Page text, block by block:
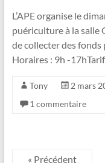
L’APE organise le
puériculture à la salle
de collecter des fonds
Horaires : 9h -
Tony 2 mars
1 commentaire
« Précédent